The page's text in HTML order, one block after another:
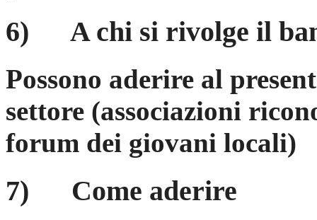
6) A chi si rivolge il
Possono aderire al
settore (associazioni
forum dei giovani locali)
7) Come aderire